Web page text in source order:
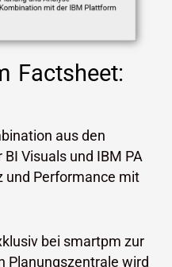
Factsheet:
aus den
Visuals und IBM PA
und Performance mit
bei smartpm zur
Planungszentrale wird